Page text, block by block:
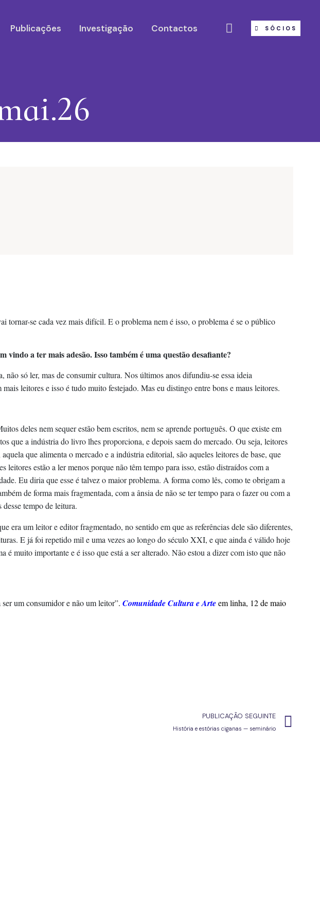
Publicações Investigação Contactos SÓCIOS
se cada vez mais difícil. E o problema nem é isso, o problema é se o público
a ter mais adesão. Isso também é uma questão desafiante?
só ler, mas de consumir cultura. Nos últimos anos difundiu-se essa ideia
leitores e isso é tudo muito festejado. Mas eu distingo entre bons e maus leitores.
deles nem sequer estão bem escritos, nem se aprende português. O que existe em
que a indústria do livro lhes proporciona, e depois saem do mercado. Ou seja, leitores
que alimenta o mercado e a indústria editorial, são aqueles leitores de base, que
leitores estão a ler menos porque não têm tempo para isso, estão distraídos com a
Eu diria que esse é talvez o maior problema. A forma como lês, como te obrigam a
de forma mais fragmentada, com a ânsia de não se ter tempo para o fazer ou com a
tempo de leitura.
era um leitor e editor fragmentado, no sentido em que as referências dele são diferentes,
E já foi repetido mil e uma vezes ao longo do século XXI, e que ainda é válido hoje
é muito importante e é isso que está a ser alterado. Não estou a dizer com isto que não
um consumidor e não um leitor”. Comunidade Cultura e Arte em linha, 12 de maio
PUBLICAÇÃO SEGUINTE
História e estórias ciganas — seminário